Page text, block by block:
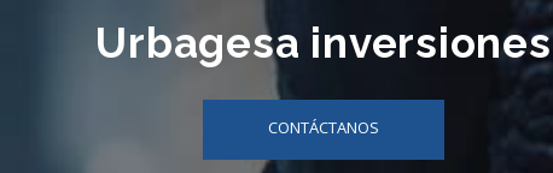
Urbagesa inversiones
CONTÁCTANOS